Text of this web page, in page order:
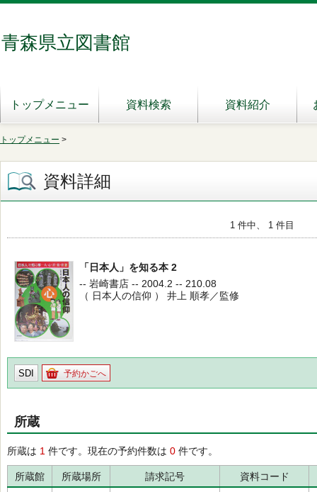
青森県立図書館
トップメニュー 資料検索 資料紹介
トップメニュー >
資料詳細
1 件中、 1 件目
「日本人」を知る本 2
-- 岩崎書店 -- 2004.2 -- 210.08
（ 日本人の信仰 ） 井上 順孝／監修
SDI 予約かごへ
所蔵
所蔵は 1 件です。現在の予約件数は 0 件です。
所蔵館 所蔵場所 請求記号 資料コード